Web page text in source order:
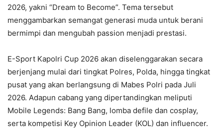
2026, yakni “Dream to Become”. Tema tersebut
menggambarkan semangat generasi muda untuk berani
bermimpi dan mengubah passion menjadi prestasi.
E-Sport Kapolri Cup 2026 akan diselenggarakan secara
berjenjang mulai dari tingkat Polres, Polda, hingga tingkat
pusat yang akan berlangsung di Mabes Polri pada Juli
2026. Adapun cabang yang dipertandingkan meliputi
Mobile Legends: Bang Bang, lomba defile dan cosplay,
serta kompetisi Key Opinion Leader (KOL) dan influencer.